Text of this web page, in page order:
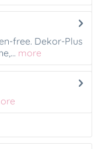
free. Dekor-Plus
more